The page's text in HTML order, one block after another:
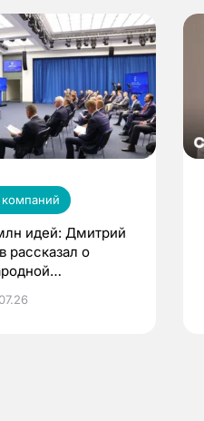
идей: Дмитрий
рассказал о